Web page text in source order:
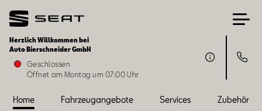
Herzlich Willkommen bei
Auto Bierschneider GmbH
Geschlossen
Öffnet am Montag um 07:00 Uhr
Home
Fahrzeugangebote
Home Fahrzeugangebote Services Zubehör